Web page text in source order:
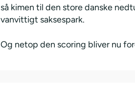
så kimen til den store danske
vanvittigt saksespark.
Og netop den scoring bliver nu